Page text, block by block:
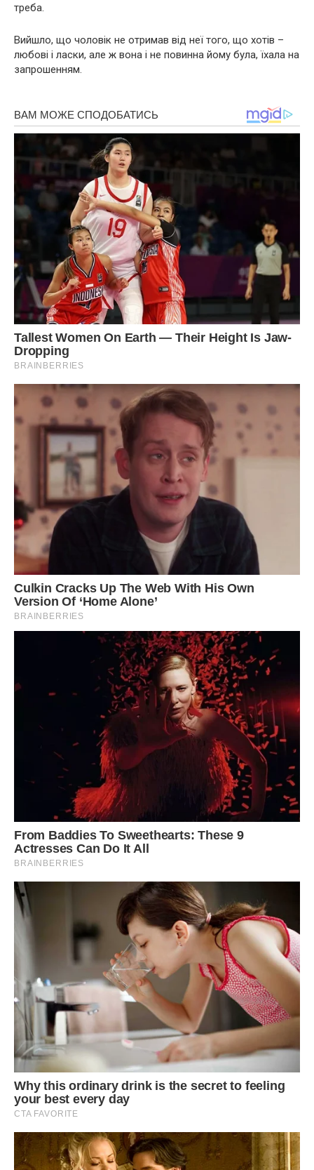
треба.
Вийшло, що чоловік не отримав від неї того, що хотів –
любові і ласки, але ж вона і не повинна йому була, їхала на
запрошенням.